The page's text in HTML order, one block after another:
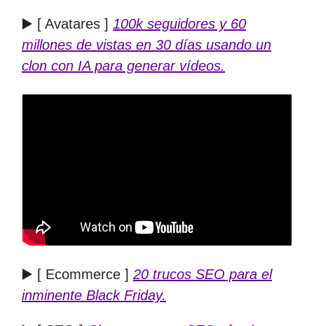
▶️ [ Avatares ] 100k seguidores y 60
millones de vistas en 30 días usando un
clon con IA para generar vídeos.
▶️ [ Ecommerce ] 20 trucos SEO para el
inminente Black Friday.